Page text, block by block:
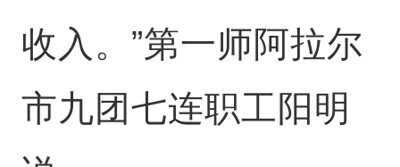
收入。”第一师阿拉尔
市九团七连职工阳明